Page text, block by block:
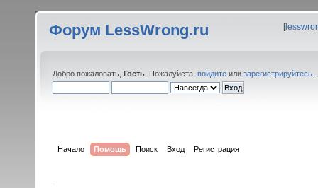
Форум LessWrong.ru [
Добро пожаловать, Гость . Пожалуйста, войдите или зарегистрируйтесь
Начало Помощь Поиск Вход Регистрация